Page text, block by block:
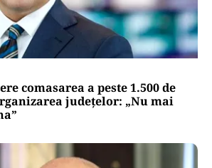
comasarea a peste 1.500 de
județelor: „Nu mai